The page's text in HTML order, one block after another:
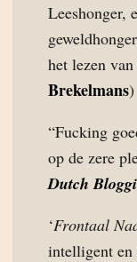
Leeshonger,
het lezen
Brekelmans)
“Fucking
op de zere
Dutch
‘Frontaal
intelligent en